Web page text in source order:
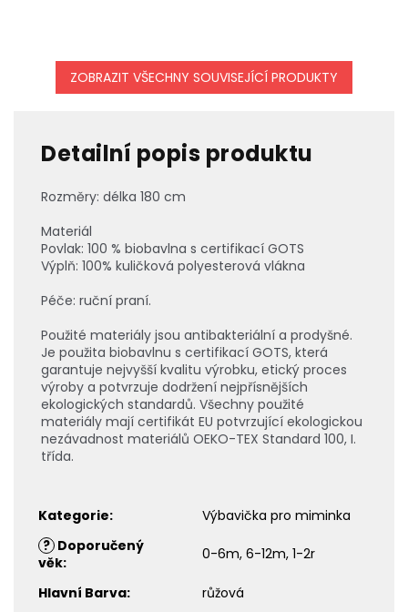
ZOBRAZIT VŠECHNY SOUVISEJÍCÍ PRODUKTY
Detailní popis produktu
Rozměry: délka 180 cm
Materiál
Povlak: 100 % biobavlna s certifikací GOTS
Výplň: 100% kuličková polyesterová vlákna
Péče: ruční praní.
Použité materiály jsou antibakteriální a prodyšné.
Je použita biobavlnu s certifikací GOTS, která
garantuje nejvyšší kvalitu výrobku, etický proces
výroby a potvrzuje dodržení nejpřísnějších
ekologických standardů. Všechny použité
materiály mají certifikát EU potvrzující ekologickou
nezávadnost materiálů OEKO-TEX Standard 100, I.
třída.
Kategorie:
Výbavička pro miminka
? Doporučený
věk: 0-6m, 6-12m, 1-2r
Hlavní Barva:
růžová